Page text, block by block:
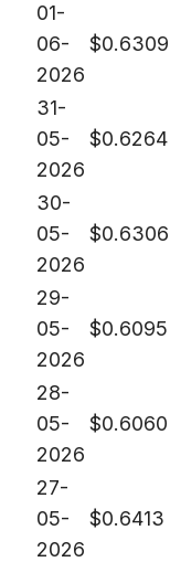
01-
06-
2026
$0.6309
31-
05-
2026
$0.6264
30-
05-
2026
$0.6306
29-
05-
2026
$0.6095
28-
05-
2026
$0.6060
27-
05-
2026
$0.6413